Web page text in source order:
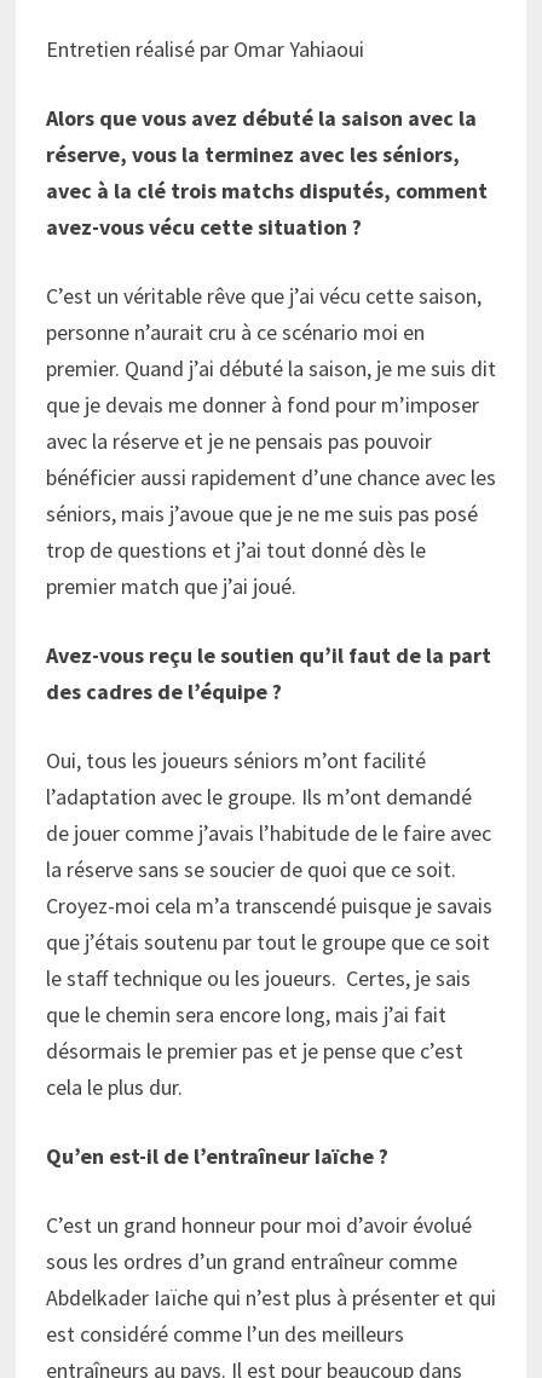
Entretien réalisé par Omar Yahiaoui
Alors que vous avez débuté la saison avec la
réserve, vous la terminez avec les séniors,
avec à la clé trois matchs disputés, comment
avez-vous vécu cette situation ?
C’est un véritable rêve que j’ai vécu cette saison,
personne n’aurait cru à ce scénario moi en
premier. Quand j’ai débuté la saison, je me suis dit
que je devais me donner à fond pour m’imposer
avec la réserve et je ne pensais pas pouvoir
bénéficier aussi rapidement d’une chance avec les
séniors, mais j’avoue que je ne me suis pas posé
trop de questions et j’ai tout donné dès le
premier match que j’ai joué.
Avez-vous reçu le soutien qu’il faut de la part
des cadres de l’équipe ?
Oui, tous les joueurs séniors m’ont facilité
l’adaptation avec le groupe. Ils m’ont demandé
de jouer comme j’avais l’habitude de le faire avec
la réserve sans se soucier de quoi que ce soit.
Croyez-moi cela m’a transcendé puisque je savais
que j’étais soutenu par tout le groupe que ce soit
le staff technique ou les joueurs. Certes, je sais
que le chemin sera encore long, mais j’ai fait
désormais le premier pas et je pense que c’est
cela le plus dur.
Qu’en est-il de l’entraîneur Iaïche ?
C’est un grand honneur pour moi d’avoir évolué
sous les ordres d’un grand entraîneur comme
Abdelkader Iaïche qui n’est plus à présenter et qui
est considéré comme l’un des meilleurs
entraîneurs au pays. Il est pour beaucoup dans